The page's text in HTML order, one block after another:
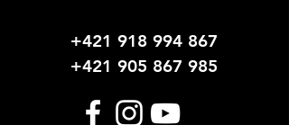
+421 918 994 867
+421 905 867 985